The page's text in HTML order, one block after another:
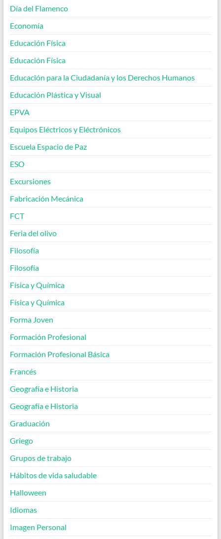
Día del Flamenco
Economía
Educación Física
Educación Física
Educación para la Ciudadanía y los Derechos Humanos
Educación Plástica y Visual
EPVA
Equipos Eléctricos y Eléctrónicos
Escuela Espacio de Paz
ESO
Excursiones
Fabricación Mecánica
FCT
Feria del olivo
Filosofía
Filosofía
Física y Química
Física y Química
Forma Joven
Formación Profesional
Formación Profesional Básica
Francés
Geografía e Historia
Geografía e Historia
Graduación
Griego
Grupos de trabajo
Hábitos de vida saludable
Halloween
Idiomas
Imagen Personal